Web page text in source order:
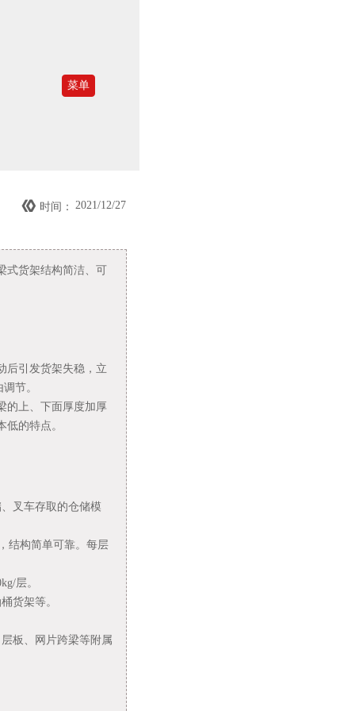
菜单
 时间： 2021/12/27
式货架结构简洁、可
后引发货架失稳，立
节。
的上、下面厚度加厚
低的特点。
叉车存取的仓储模
结构简单可靠。每层
层。
货架等。
板、网片跨梁等附属